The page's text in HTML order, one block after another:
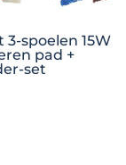
spoelen 15W
pad +
set